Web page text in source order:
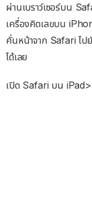
ผ่านเบราว์เซอร์บน
เครื่องคิดเลขบน
คั่นหน้าจาก Safari ไป
ได้เลย
เปิด Safari บน